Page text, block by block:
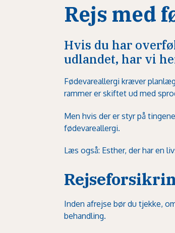
Rejs med
Hvis du har
udlandet, har vi
Fødevareallergi kræver
rammer er skiftet ud med
Men hvis der er styr på
fødevareallergi.
Læs også: Esther, der har en
Inden afrejse bør du tjekke,
behandling.